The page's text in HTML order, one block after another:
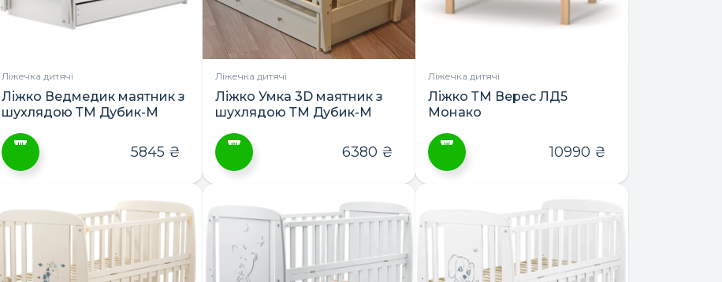
Ліжечка дитячі
Ліжко Ведмедик маятник з
шухлядою ТМ Дубик-М
має
Параметри
5845 ₴
Ліжечка дитячі
Ліжко Умка 3D маятник з
шухлядою ТМ Дубик-М
має
кілька
варіантів.
Параметри
6380 ₴
Ліжечка дитячі
Ліжко ТМ Верес ЛД5
Монако
варіантів.
Параметри
10990 ₴